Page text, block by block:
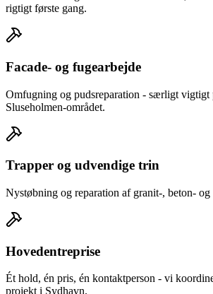
rigtigt første gang.
Facade- og fugearbejde
Omfugning og pudsreparation - særligt vigtigt
Sluseholmen-området.
Trapper og udvendige trin
Nystøbning og reparation af granit-, beton- og
Hovedentreprise
Ét hold, én pris, én kontaktperson - vi
projekt i Sydhavn.